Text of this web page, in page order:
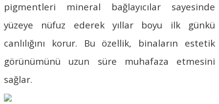
pigmentleri mineral bağlayıcılar sayesinde
yüzeye nüfuz ederek yıllar boyu ilk günkü
canlılığını korur. Bu özellik, binaların estetik
görünümünü uzun süre muhafaza etmesini
sağlar.